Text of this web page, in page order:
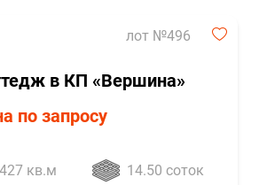
лот №496
в КП «Вершина»
по запросу
427 кв.м 14.50 соток